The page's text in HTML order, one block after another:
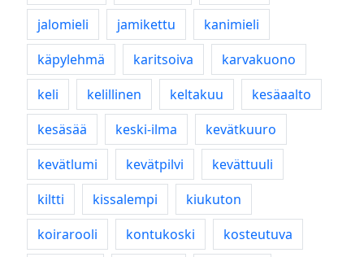
jalomieli
jamikettu
kanimieli
käpylehmä
karitsoiva
karvakuono
keli
kelillinen keltakuu
kesäaalto
kesäsää
keski-ilma
kevätkuuro
kevätlumi
kevätpilvi
kevättuuli
kiltti
kissalempi
kiukuton
koirarooli
kontukoski kosteutuva